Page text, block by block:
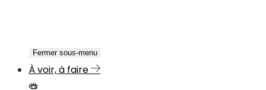
Fermer sous-menu
À voir, à faire